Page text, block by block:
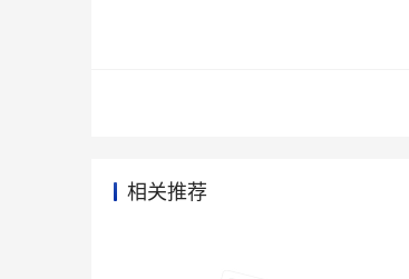
网络上进行异步数据备份测试，这项
相关推荐